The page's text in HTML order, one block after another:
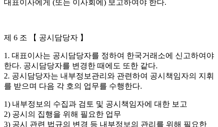
대표이사에게 (또는 이사회에) 보고하여야 한다.
제 6 조 【 공시담당자 】
1. 대표이사는 공시담당자를 정하여 한국거래소에 신고하여야
한다. 공시담당자를 변경한 때에도 또한 같다.
2. 공시담당자는 내부정보관리와 관련하여 공시책임자의 지휘
를 받으며 다음 각 호의 업무를 수행한다.
1) 내부정보의 수집과 검토 및 공시책임자에 대한 보고
2) 공시의 집행을 위해 필요한 업무
3) 공시 관련 법규의 변경 등 내부정보의 관리를 위해 필요한